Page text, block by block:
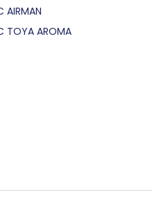
AIRMAN
TOYA AROMA